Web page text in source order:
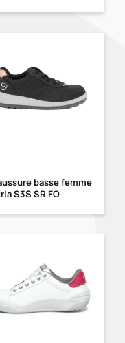
basse femme
S3S SR FO